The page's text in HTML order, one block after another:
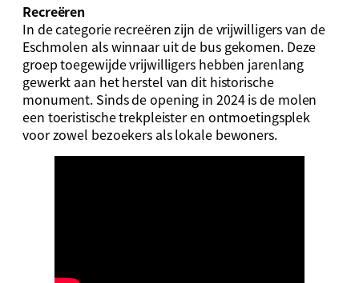
Recreëren
In de categorie recreëren zijn de vrijwilligers van de
Eschmolen als winnaar uit de bus gekomen. Deze
groep toegewijde vrijwilligers hebben jarenlang
gewerkt aan het herstel van dit historische
monument. Sinds de opening in 2024 is de molen
een toeristische trekpleister en ontmoetingsplek
voor zowel bezoekers als lokale bewoners.